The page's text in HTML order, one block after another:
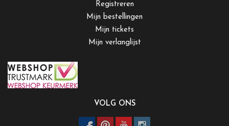
Registreren
Mijn bestellingen
Mijn tickets
Mijn verlanglijst
VOLG ONS